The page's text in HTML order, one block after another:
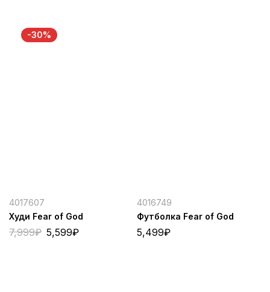
-30%
4017607
Худи Fear of God
7,999₽ 5,599₽
4016749
Футболка Fear of God
5,499₽